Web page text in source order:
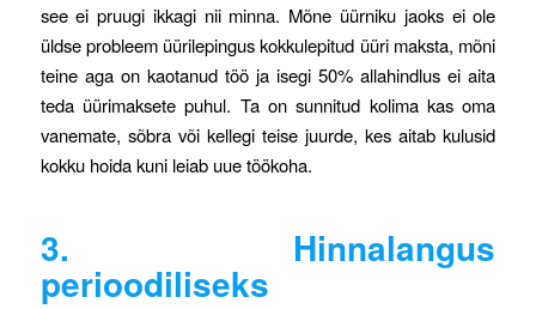
see ei pruugi ikkagi nii minna. Mõne üürniku jaoks ei ole
üldse probleem üürilepingus kokkulepitud üüri maksta, mõni
teine aga on kaotanud töö ja isegi 50% allahindlus ei aita
teda üürimaksete puhul. Ta on sunnitud kolima kas oma
vanemate, sõbra või kellegi teise juurde, kes aitab kulusid
kokku hoida kuni leiab uue töökoha.
3. Hinnalangus
perioodiliseks